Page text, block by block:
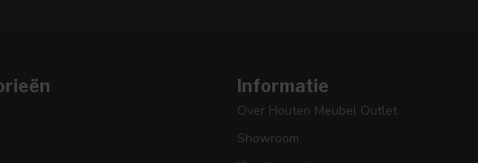
Informatie
Over Houten Meubel Outlet
Showroom